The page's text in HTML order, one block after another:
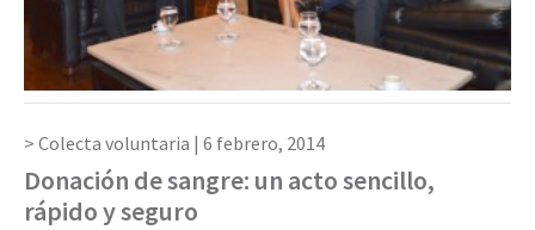
Colecta voluntaria | 6 febrero, 2014
Donación de sangre: un acto sencillo,
rápido y seguro